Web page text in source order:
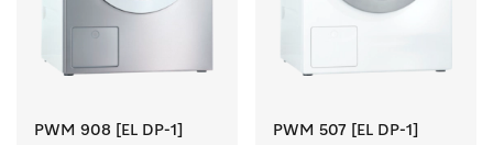
PWM 908 [EL DP-1] PWM 507 [EL DP-1]